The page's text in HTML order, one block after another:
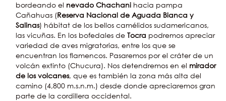
bordeando el nevado Chachani hacia pampa
Cañahuas (Reserva Nacional de Aguada Blanca y
Salinas) hábitat de los bellos camélidos sudamericanos,
las vicuñas. En los bofedales de Tocra podremos apreciar
variedad de aves migratorias, entre los que se
encuentran los flamencos. Pasaremos por el cráter de un
volcán extinto (Chucura). Nos detendremos en el mirador
de los volcanes, que es también la zona más alta del
camino (4,800 m.s.n.m.) desde donde apreciaremos gran
parte de la cordillera occidental.